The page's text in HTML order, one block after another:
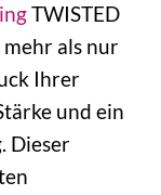
TWISTED
mehr als nur
Ihrer
und ein
Dieser